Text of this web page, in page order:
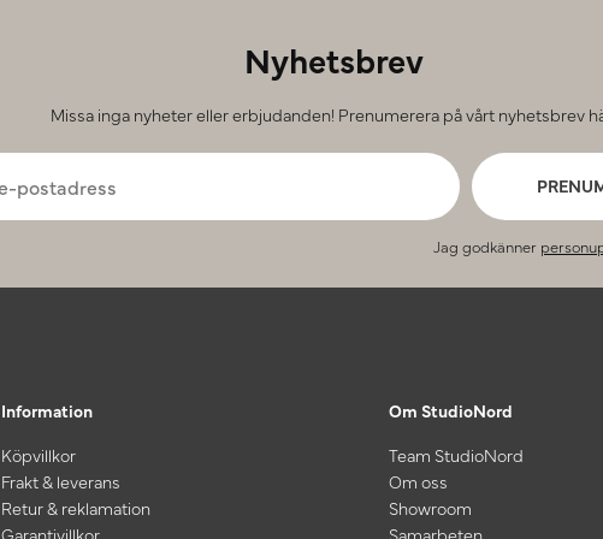
Nyhetsbrev
Missa inga nyheter eller erbjudanden! Prenumerera på vårt nyhetsbrev
Jag godkänner
Information
Köpvillkor
Frakt & leverans
Retur & reklamation
Garantivillkor
Om StudioNord
Team StudioNord
Om oss
Showroom
Samarbeten